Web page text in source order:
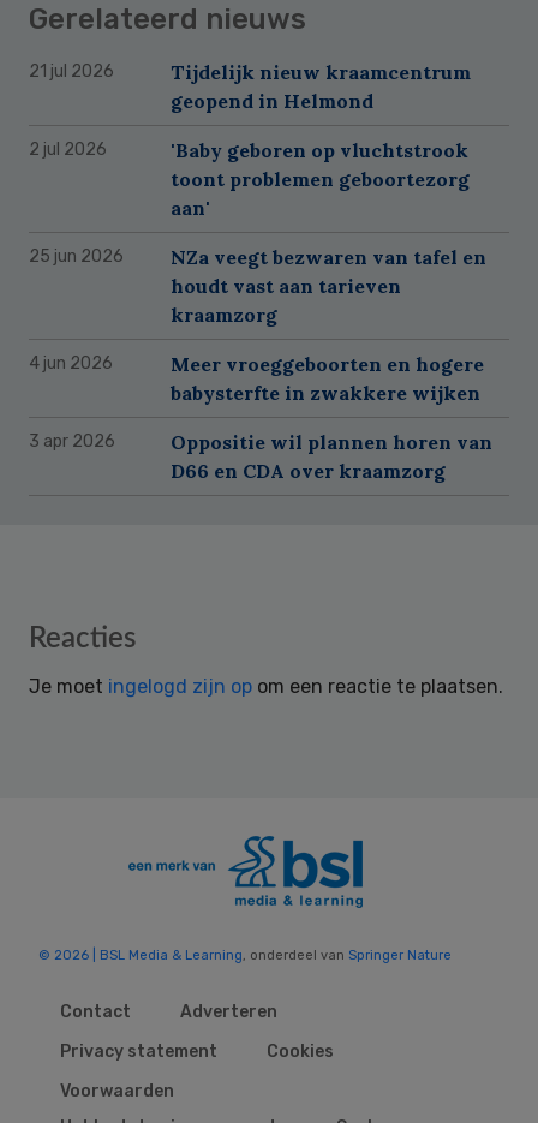
Gerelateerd nieuws
21 jul 2026
Tijdelijk nieuw kraamcentrum
geopend in Helmond
2 jul 2026
'Baby geboren op vluchtstrook
toont problemen geboortezorg
aan'
25 jun 2026
NZa veegt bezwaren van tafel en
houdt vast aan tarieven
kraamzorg
4 jun 2026
Meer vroeggeboorten en hogere
babysterfte in zwakkere wijken
3 apr 2026
Oppositie wil plannen horen van
D66 en CDA over kraamzorg
Reader
Reacties
Je moet ingelogd zijn op om een reactie te plaatsen.
© 2026 | BSL Media & Learning, onderdeel van Springer Nature
Contact
Adverteren
Privacy statement
Cookies
Voorwaarden